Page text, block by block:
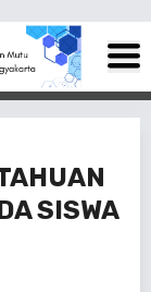
SISWA